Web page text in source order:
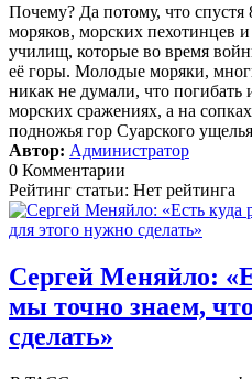
Почему? Да потому, что
моряков, морских пехотинцев
училищ, которые во время
её горы. Молодые моряки,
никак не думали, что погибать
морских сражениях, а на
подножья гор Суарского
Автор: Администратор
0 Комментарии
Рейтинг статьи: Нет рейтинга
Сергей Меняйло:
мы точно знаем,
сделать»